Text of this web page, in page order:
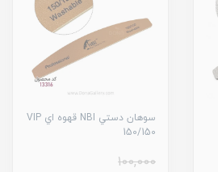
سوهان دستي NBI قهوه اي VIP
150/150
100,000